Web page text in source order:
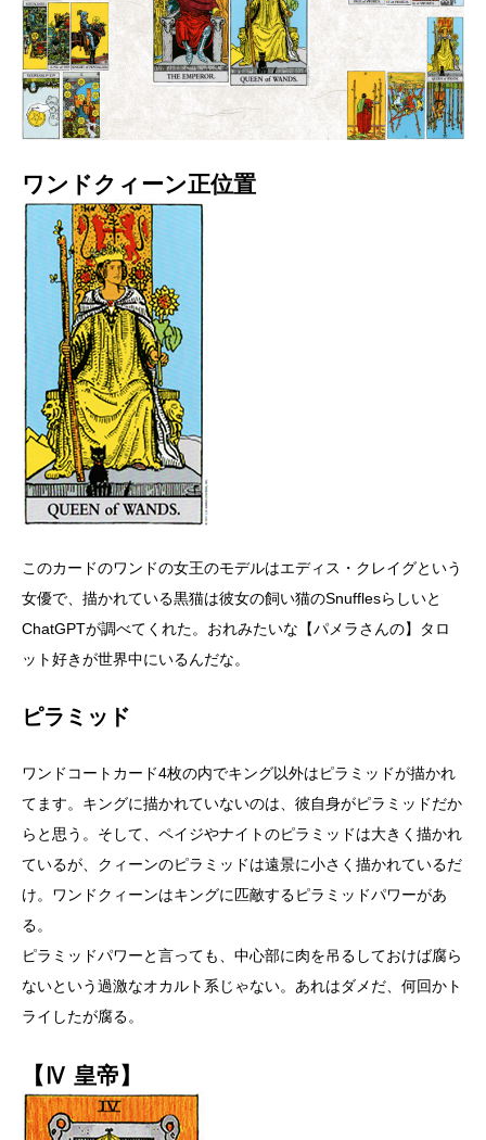
ワンドクィーン正位置
このカードのワンドの女王のモデルはエディス・クレイグという
女優で、描かれている黒猫は彼女の飼い猫のSnufflesらしいと
ChatGPTが調べてくれた。おれみたいな【パメラさんの】タロ
ット好きが世界中にいるんだな。
ピラミッド
ワンドコートカード4枚の内でキング以外はピラミッドが描かれ
てます。キングに描かれていないのは、彼自身がピラミッドだか
らと思う。そして、ペイジやナイトのピラミッドは大きく描かれ
ているが、クィーンのピラミッドは遠景に小さく描かれているだ
け。ワンドクィーンはキングに匹敵するピラミッドパワーがあ
る。
ピラミッドパワーと言っても、中心部に肉を吊るしておけば腐ら
ないという過激なオカルト系じゃない。あれはダメだ、何回かト
ライしたが腐る。
【Ⅳ 皇帝】